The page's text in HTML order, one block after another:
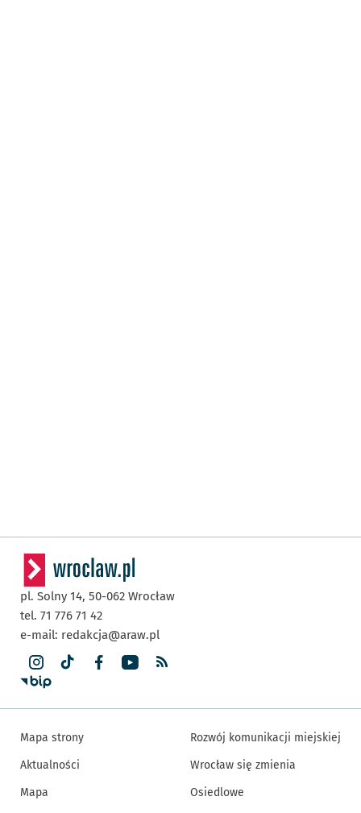
pl. Solny 14, 50-062 Wrocław
tel. 71 776 71 42
e-mail: redakcja@araw.pl
Mapa strony
Aktualności
Mapa
Rozwój komunikacji miejskiej
Wrocław się zmienia
Osiedlowe